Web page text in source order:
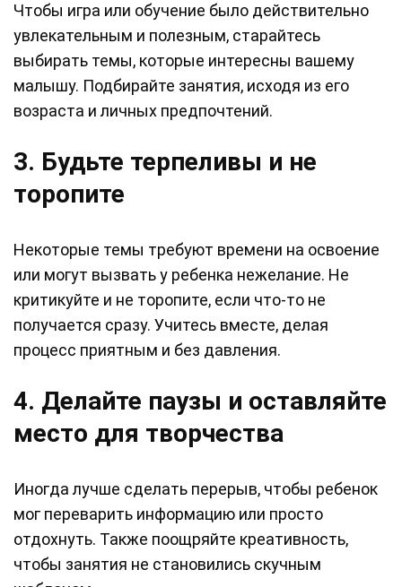
Чтобы игра или обучение было действительно
увлекательным и полезным, старайтесь
выбирать темы, которые интересны вашему
малышу. Подбирайте занятия, исходя из его
возраста и личных предпочтений.
3. Будьте терпеливы и не
торопите
Некоторые темы требуют времени на освоение
или могут вызвать у ребенка нежелание. Не
критикуйте и не торопите, если что-то не
получается сразу. Учитесь вместе, делая
процесс приятным и без давления.
4. Делайте паузы и оставляйте
место для творчества
Иногда лучше сделать перерыв, чтобы ребенок
мог переварить информацию или просто
отдохнуть. Также поощряйте креативность,
чтобы занятия не становились скучным